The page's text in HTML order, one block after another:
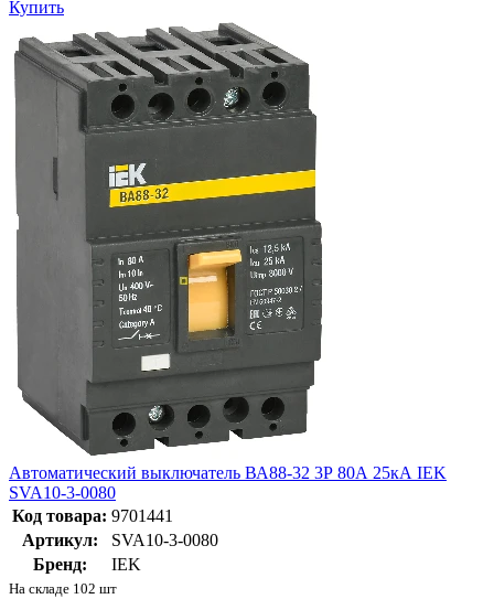
Купить
Автоматический выключатель ВА88-32 3Р 80А 25кА IEK
SVA10-3-0080
Код товара: 9701441
Артикул:
SVA10-3-0080
Бренд:
IEK
На складе 102 шт